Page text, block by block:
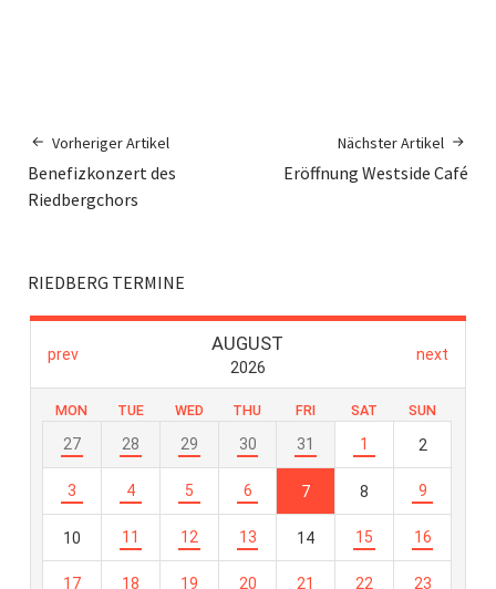
Vorheriger Artikel
Benefizkonzert des
Riedbergchors
Nächster Artikel
Eröffnung Westside Café
RIEDBERG TERMINE